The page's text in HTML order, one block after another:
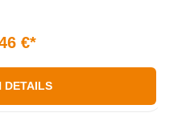
€*
DETAILS